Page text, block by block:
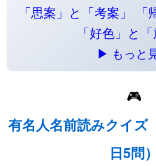
「思案」と「考案」
「好色」と「
▶ もっと
🎮
有名人名前読みクイズ
日5問）